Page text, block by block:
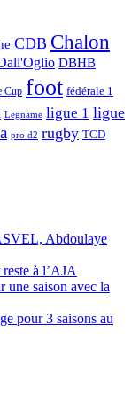
CDB Chalon
DBHB
Cup foot fédérale 1
Legname ligue 1 ligue
pro d2 rugby TCD
Abdoulaye
à l’AJA
une saison avec la
pour 3 saisons au